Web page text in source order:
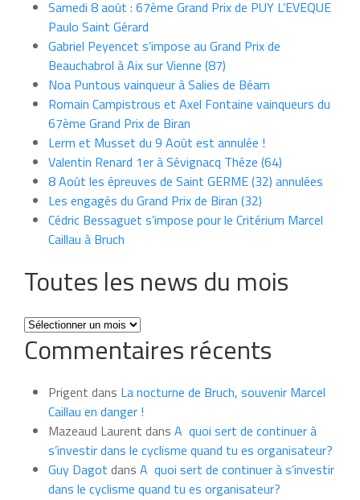
Samedi 8 août : 67ème Grand Prix de PUY L’EVEQUE
Paulo Saint Gérard
Gabriel Peyencet s’impose au Grand Prix de
Beauchabrol à Aix sur Vienne (87)
Noa Puntous vainqueur à Salies de Béarn
Romain Campistrous et Axel Fontaine vainqueurs du
67ème Grand Prix de Biran
Lerm et Musset du 9 Août est annulée !
Valentin Renard 1er à Sévignacq Théze (64)
8 Août les épreuves de Saint GERME (32) annulées
Les engagés du Grand Prix de Biran (32)
Cédric Bessaguet s’impose pour le Critérium Marcel
Caillau à Bruch
Toutes les news du mois
Toutes
les
news
mois
Commentaires récents
Prigent dans La nocturne de Bruch, souvenir Marcel
Caillau en danger !
Mazeaud Laurent dans A quoi sert de continuer à
s’investir dans le cyclisme quand tu es organisateur?
Guy Dagot dans A quoi sert de continuer à s’investir
dans le cyclisme quand tu es organisateur?